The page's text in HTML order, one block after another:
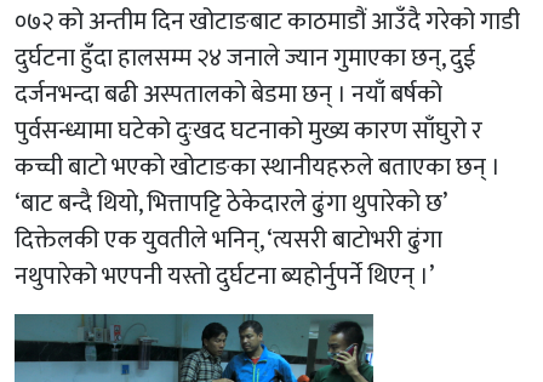
०७२ को अन्तीम दिन खोटाङबाट काठमाडौं आउँदै गरेको गाडी
दुर्घटना हुँदा हालसम्म २४ जनाले ज्यान गुमाएका छन्, दुई
दर्जनभन्दा बढी अस्पतालको बेडमा छन् । नयाँ बर्षको
पुर्वसन्ध्यामा घटेको दुःखद घटनाको मुख्य कारण साँघुरो र
कच्ची बाटो भएको खोटाङका स्थानीयहरुले बताएका छन् ।
‘बाट बन्दै थियो, भित्तापट्टि ठेकेदारले ढुंगा थुपारेको छ’
दिक्तेलकी एक युवतीले भनिन्, ‘त्यसरी बाटोभरी ढुंगा
नथुपारेको भएपनी यस्तो दुर्घटना ब्यहोर्नुपर्ने थिएन् ।’